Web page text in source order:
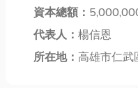
資本總額：
代表人： 楊信恩
所在地： 高雄市仁武